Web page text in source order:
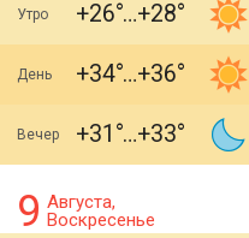
Утро +26 +28
День +34 +36
Вечер +31 +33
9 Августа,
Воскресенье